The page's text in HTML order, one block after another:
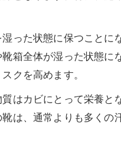
った状態に保つことに
箱全体が湿った状態に
クを高めます。
はカビにとって栄養と
は、通常よりも多くの